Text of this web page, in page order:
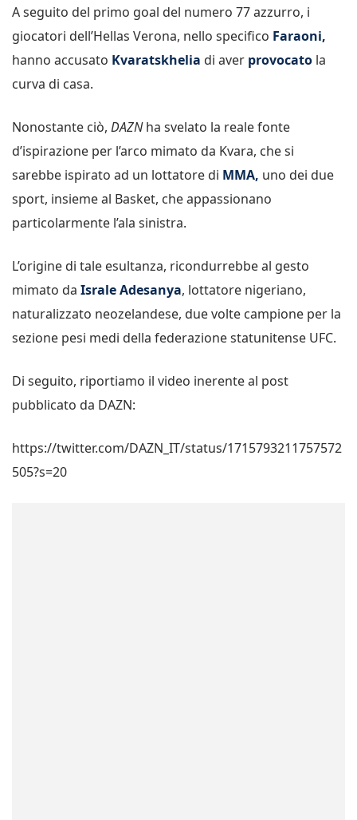
A seguito del primo goal del numero 77 azzurro, i
giocatori dell’Hellas Verona, nello specifico Faraoni,
hanno accusato Kvaratskhelia di aver provocato la
curva di casa.
Nonostante ciò, DAZNha svelato la reale fonte
d’ispirazione per l’arco mimato da Kvara, che si
sarebbe ispirato ad un lottatore di MMA, uno dei due
sport, insieme al Basket, che appassionano
particolarmente l’ala sinistra.
L’origine di tale esultanza, ricondurrebbe al gesto
mimato da Israle Adesanya, lottatore nigeriano,
naturalizzato neozelandese, due volte campione per la
sezione pesi medi della federazione statunitense UFC.
Di seguito, riportiamo il video inerente al post
pubblicato da DAZN:
https://twitter.com/DAZN_IT/status/1715793211757572
505?s=20